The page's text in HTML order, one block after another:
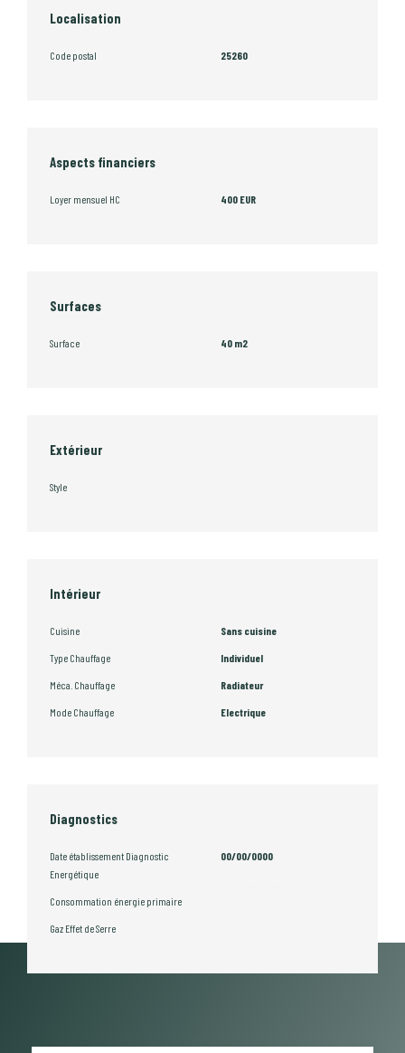
Localisation
Code postal 25260
Aspects financiers
Loyer mensuel HC 400 EUR
Surfaces
Surface 40 m2
Extérieur
Style
Intérieur
Cuisine Sans cuisine
Type Chauffage Individuel
Méca. Chauffage Radiateur
Mode Chauffage Electrique
Diagnostics
Date établissement Diagnostic
Energétique
00/00/0000
Consommation énergie primaire
Gaz Effet de Serre